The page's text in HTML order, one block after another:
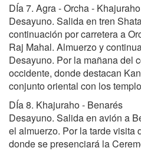
DÍa 7. Agra - Orcha - Khajuraho
Desayuno. Salida en tren
continuación por carretera a
Raj Mahal. Almuerzo y
Desayuno. Por la mañana del
occidente, donde destacan
conjunto oriental con los
DÍa 8. Khajuraho - Benarés
Desayuno. Salida en avión a
el almuerzo. Por la tarde visita
donde se presenciará la